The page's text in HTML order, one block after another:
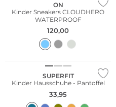
ON
Kinder Sneakers CLOUDHERO
WATERPROOF
120,00
SUPERFIT
Kinder Hausschuhe - Pantoffel
33,95